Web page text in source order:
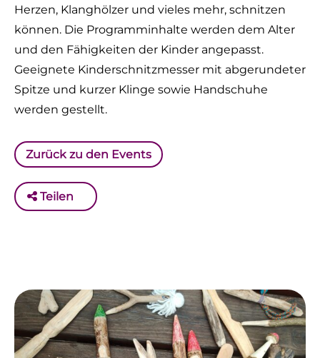
Herzen, Klanghölzer und vieles mehr, schnitzen
können. Die Programminhalte werden dem Alter
und den Fähigkeiten der Kinder angepasst.
Geeignete Kinderschnitzmesser mit abgerundeter
Spitze und kurzer Klinge sowie Handschuhe
werden gestellt.
Zurück zu den Events
Teilen